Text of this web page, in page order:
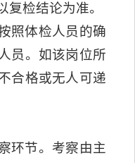
复检结论为准。
照体检人员的确
员。如该岗位所
合格或无人可递
环节。考察由主